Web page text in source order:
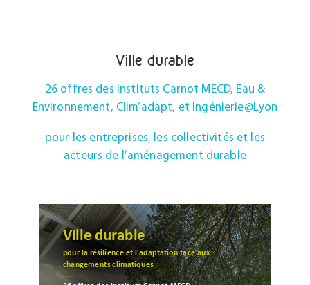
Ville durable
26 offres des instituts Carnot MECD, Eau &
Environnement, Clim’adapt, et Ingénierie@Lyon
pour les entreprises, les collectivités et les
acteurs de l’aménagement durable